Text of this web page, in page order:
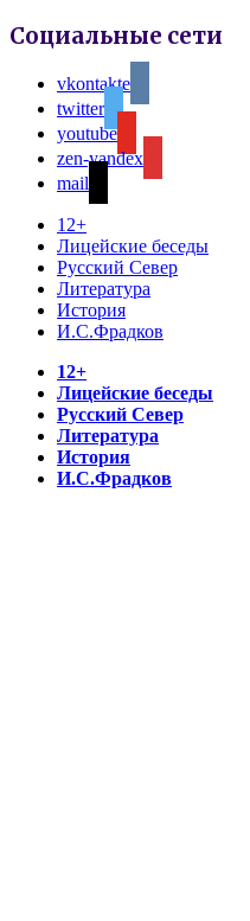
Социальные сети
vkontakte
twitter
youtube
zen-yandex
mail
12+
Лицейские беседы
Русский Север
Литература
История
И.С.Фрадков
12+
Лицейские беседы
Русский Север
Литература
История
И.С.Фрадков